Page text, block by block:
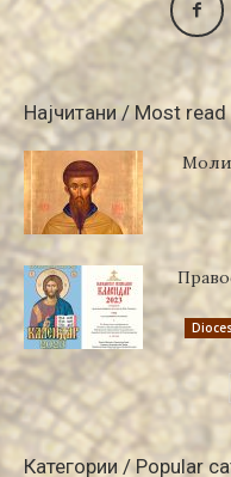
Најчитани / Most read
Категории / Popular